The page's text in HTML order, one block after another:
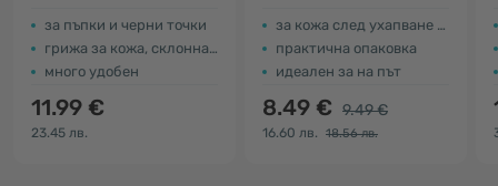
за пъпки и черни точки
грижа за кожа, склонна към акне
много удобен
11.99 €
23.45 лв.
за кожа след ухапване от насекоми
практична опаковка
идеален за на път
8.49 € 9.49 €
16.60 лв. 18.56 лв.